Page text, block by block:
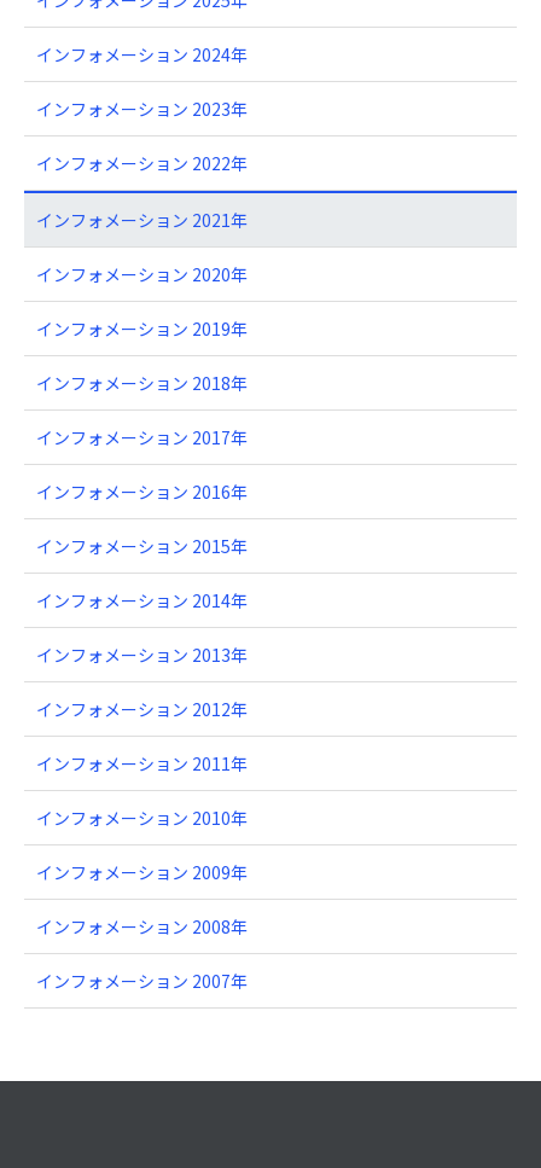
インフォメーション 2024年
インフォメーション 2023年
インフォメーション 2022年
インフォメーション 2021年
インフォメーション 2020年
インフォメーション 2019年
インフォメーション 2018年
インフォメーション 2017年
インフォメーション 2016年
インフォメーション 2015年
インフォメーション 2014年
インフォメーション 2013年
インフォメーション 2012年
インフォメーション 2011年
インフォメーション 2010年
インフォメーション 2009年
インフォメーション 2008年
インフォメーション 2007年